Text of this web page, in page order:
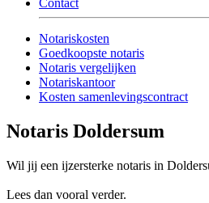
Contact
Notariskosten
Goedkoopste notaris
Notaris vergelijken
Notariskantoor
Kosten samenlevingscontract
Notaris Doldersum
Wil jij een ijzersterke notaris in
Lees dan vooral verder.